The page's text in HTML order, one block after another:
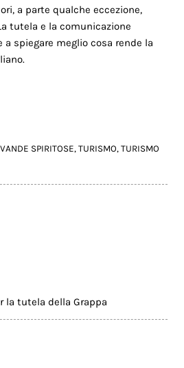
a parte qualche eccezione,
tutela e la comunicazione
spiegare meglio cosa rende la
SPIRITOSE,TURISMO,TURISMO
la tutela della Grappa